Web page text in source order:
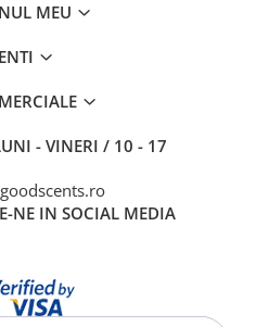
MEU
- VINERI / 10 - 17
NE IN SOCIAL MEDIA